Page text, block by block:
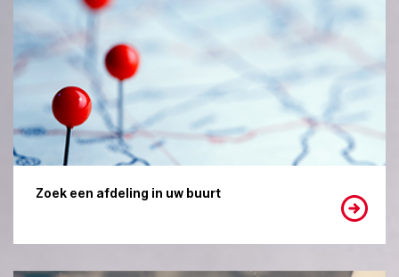
Zoek een afdeling in uw buurt